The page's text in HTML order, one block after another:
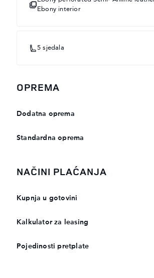
Ebony interior
5 sjedala
OPREMA
Dodatna oprema
Standardna oprema
NAČINI PLAĆANJA
Kupnja u gotovini
Kalkulator za leasing
Pojedinosti pretplate